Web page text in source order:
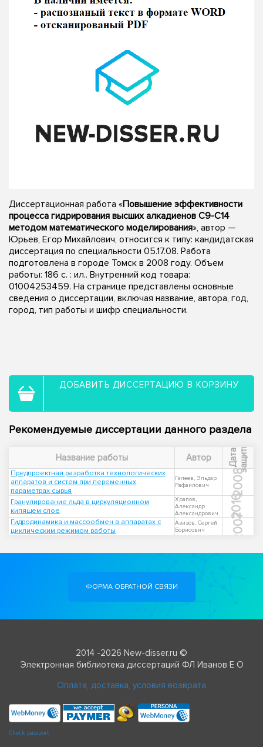
Диссертационная работа «Повышение эффективности
процесса гидрирования высших алкадиенов C9-C14
методом математического моделирования», автор —
Юрьев, Егор Михайлович, относится к типу: кандидатская
диссертация по специальности 05.17.08. Работа
подготовлена в городе Томск в 2008 году. Объем
работы: 186 с. : ил.. Внутренний код товара:
01004253459. На странице представлены основные
сведения о диссертации, включая название, автора, год,
город, тип работы и шифр специальности.
ДОБАВИТЬ ДИССЕРТАЦИЮ В КОРЗИНУ
Рекомендуемые диссертации данного раздела
Название работы Автор Д
а
т
а
з
а
щ
и
т ы
Предпроектная разработка технологических
аппаратов и систем при переменных
параметрах сырья
Галеев, Эльдар
Рафаилович
2008
Гранулирование льда в циркуляционном
кипящем слое
Храпов,
Александр
Александрович
2016
Гидродинамика и массообмен в аппаратах с
циклическим режимом работы
Азизов, Сергей
Борисович
2007
ФОРМА ОБРАТНОЙ СВЯЗИ
2014 -2026 New-disser.ru ©
Электронная библиотека диссертаций ФЛ Иванов Е О
Оплата, доставка, условия возврата
Check passport